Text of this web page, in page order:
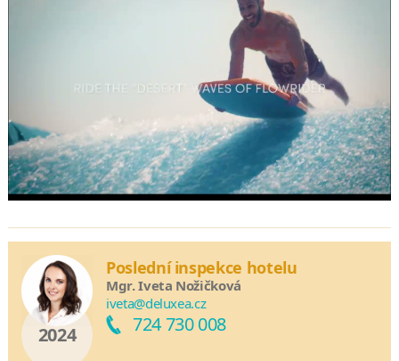
2024
Poslední inspekce hotelu
Mgr. Iveta Nožičková
iveta@deluxea.cz
724 730 008